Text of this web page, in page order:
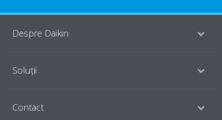
Despre Daikin
Soluţii
Contact